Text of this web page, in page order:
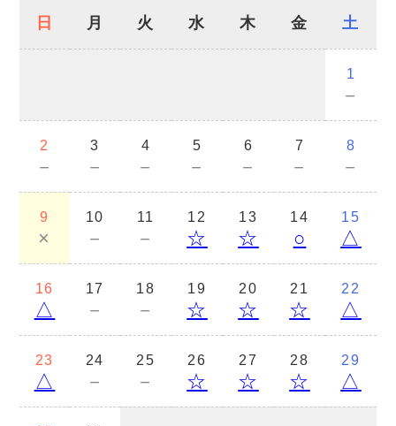
日 月 火 水 木 金 土
1
－
2
－
3
－
4
－
5
－
6
－
7
－
8
－
9
×
10
－
11
－
12
☆
13
☆
14
○
15
△
16
△
17
－
18
－
19
☆
20
☆
21
☆
22
△
23
△
24
－
25
－
26
☆
27
☆
28
☆
29
△